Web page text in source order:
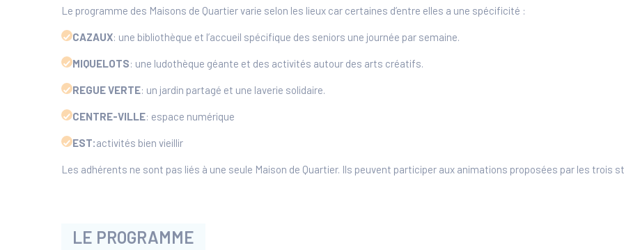
Le programme des Maisons de Quartier varie selon les lieux car certaines d’entre elles a une spécificité :
CAZAUX: une bibliothèque et l’accueil spécifique des seniors une journée par semaine.
MIQUELOTS: une ludothèque géante et des activités autour des arts créatifs.
REGUE VERTE: un jardin partagé et une laverie solidaire.
CENTRE-VILLE: espace numérique
EST:activités bien vieillir
Les adhérents ne sont pas liés à une seule Maison de Quartier. Ils peuvent participer aux animations proposées par les trois
LE PROGRAMME